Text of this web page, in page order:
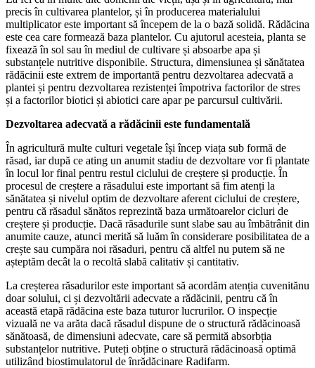
precis în cultivarea plantelor, și în producerea materialului
multiplicator este important să începem de la o bază solidă. Rădăcina
este cea care formează baza plantelor. Cu ajutorul acesteia, planta se
fixează în sol sau în mediul de cultivare și absoarbe apa și
substanțele nutritive disponibile. Structura, dimensiunea și sănătatea
rădăcinii este extrem de importantă pentru dezvoltarea adecvată a
plantei și pentru dezvoltarea rezistenței împotriva factorilor de stres
și a factorilor biotici și abiotici care apar pe parcursul cultivării.
Dezvoltarea adecvată a rădăcinii este fundamentală
În agricultură multe culturi vegetale își încep viața sub formă de
răsad, iar după ce ating un anumit stadiu de dezvoltare vor fi plantate
în locul lor final pentru restul ciclului de creștere și producție. În
procesul de creștere a răsadului este important să fim atenți la
sănătatea și nivelul optim de dezvoltare aferent ciclului de creștere,
pentru că răsadul sănătos reprezintă baza următoarelor cicluri de
creștere și producție. Dacă răsadurile sunt slabe sau au îmbătrânit din
anumite cauze, atunci merită să luăm în considerare posibilitatea de a
crește sau cumpăra noi răsaduri, pentru că altfel nu putem să ne
așteptăm decât la o recoltă slabă calitativ și cantitativ.
La creșterea răsadurilor este important să acordăm atenția cuvenitănu
doar solului, ci și dezvoltării adecvate a rădăcinii, pentru că în
această etapă rădăcina este baza tuturor lucrurilor. O inspecție
vizuală ne va arăta dacă răsadul dispune de o structură rădăcinoasă
sănătoasă, de dimensiuni adecvate, care să permită absorbția
substanțelor nutritive. Puteți obține o structură rădăcinoasă optimă
utilizând biostimulatorul de înrădăcinare Radifarm.